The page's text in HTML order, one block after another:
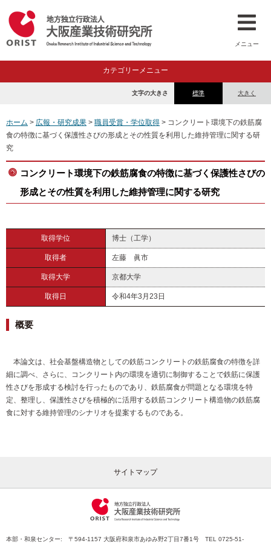
メニュー
カテゴリーメニュー
標準 大きく
文字の大きさ
ホーム > 広報・研究成果 > 職員受賞・学位取得 > コンクリート環境下の鉄筋腐
食の特徴に基づく保護性さびの形成とその性質を利用した維持管理に関する研
究
コンクリート環境下の鉄筋腐食の特徴に基づく保護性さびの
形成とその性質を利用した維持管理に関する研究
取得学位 博士（工学）
取得者 左藤 眞市
取得大学 京都大学
取得日 令和4年3月23日
概要
本論文は、社会基盤構造物としての鉄筋コンクリートの鉄筋腐食の特徴を詳
細に調べ、さらに、コンクリート内の環境を適切に制御することで鉄筋に保護
性さびを形成する検討を行ったものであり、鉄筋腐食が問題となる環境を特
定、整理し、保護性さびを積極的に活用する鉄筋コンクリート構造物の鉄筋腐
食に対する維持管理のシナリオを提案するものである。
サイトマップ
本部・和泉センター: 〒594-1157 大阪府和泉市あゆみ野2丁目7番1号 TEL 0725-51-